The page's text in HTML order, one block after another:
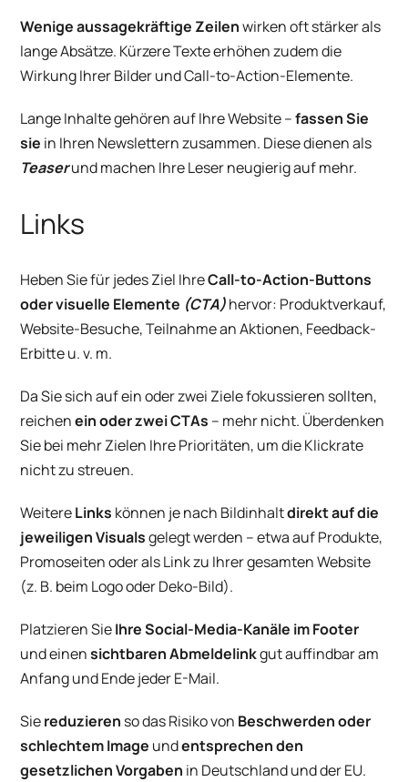
Wenige aussagekräftige Zeilenwirken oft stärker als
lange Absätze. Kürzere Texte erhöhen zudem die
Wirkung Ihrer Bilder und Call-to-Action-Elemente.
Lange Inhalte gehören auf Ihre Website –fassen Sie
sie in Ihren Newslettern zusammen. Diese dienen als
Teaserund machen Ihre Leser neugierig auf mehr.
Links
Heben Sie für jedes Ziel IhreCall-to-Action-Buttons
oder visuelle Elemente (CTA)hervor: Produktverkauf,
Website-Besuche, Teilnahme an Aktionen, Feedback-
Erbitte u. v. m.
Da Sie sich auf ein oder zwei Ziele fokussieren sollten,
reichenein oder zwei CTAs – mehr nicht. Überdenken
Sie bei mehr Zielen Ihre Prioritäten, um die Klickrate
nicht zu streuen.
WeitereLinks können je nach Bildinhaltdirekt auf die
jeweiligen Visualsgelegt werden – etwa auf Produkte,
Promoseiten oder als Link zu Ihrer gesamten Website
(z. B. beim Logo oder Deko-Bild).
Platzieren SieIhre Social-Media-Kanäle im Footer
und einensichtbaren Abmeldelinkgut auffindbar am
Anfang und Ende jeder E-Mail.
Siereduzieren so das Risiko von Beschwerden oder
schlechtem Image undentsprechen den
gesetzlichen Vorgaben in Deutschland und der EU.